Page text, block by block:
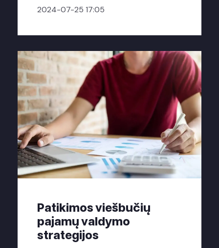
2024-07-25 17:05
Patikimos viešbučių
pajamų valdymo
strategijos